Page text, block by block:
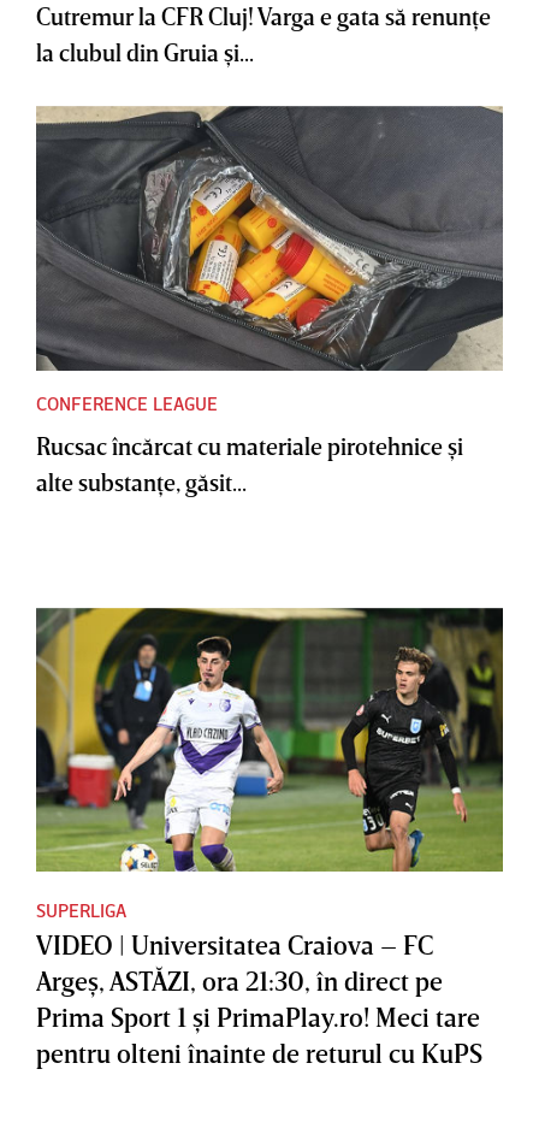
Cutremur la CFR Cluj! Varga e gata să renunţe
la clubul din Gruia şi...
CONFERENCE LEAGUE
Rucsac încărcat cu materiale pirotehnice şi
alte substanţe, găsit...
SUPERLIGA
VIDEO | Universitatea Craiova – FC
Argeş, ASTĂZI, ora 21:30, în direct pe
Prima Sport 1 şi PrimaPlay.ro! Meci tare
pentru olteni înainte de returul cu KuPS